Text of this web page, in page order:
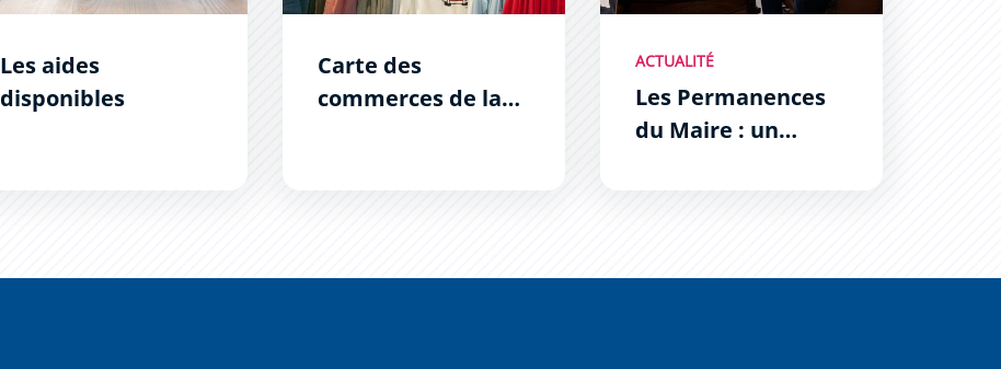
Les aides
disponibles
Carte des
commerces de la
ACTUALITÉ
Les Permanences
du Maire : un